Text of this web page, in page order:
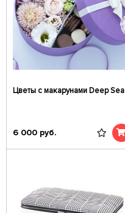
Цветы с макарунами Deep Sea
6 000 руб.